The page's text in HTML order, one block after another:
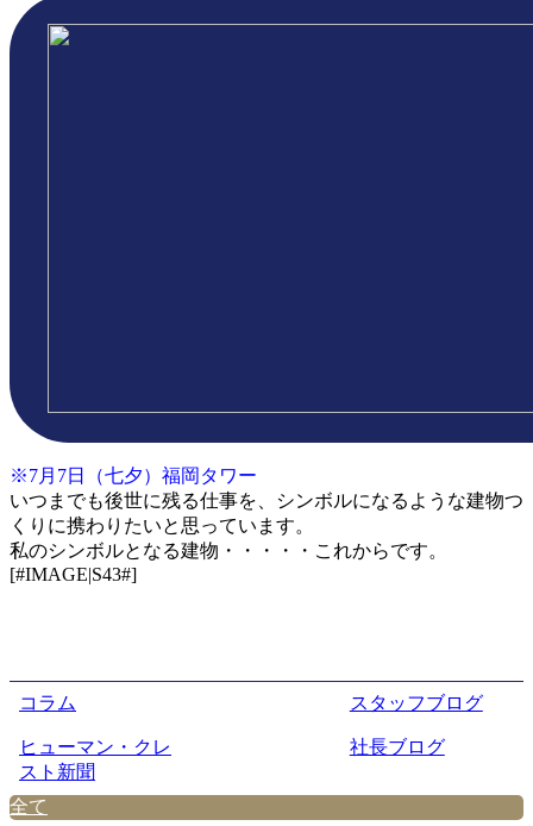
※7月7日（七夕）福岡タワー
いつまでも後世に残る仕事を、シンボルになるような建物つ
くりに携わりたいと思っています。
私のシンボルとなる建物・・・・・これからです。
[#IMAGE|S43#]
コラム スタッフブログ
ヒューマン・クレ
スト新聞
社長ブログ
全て